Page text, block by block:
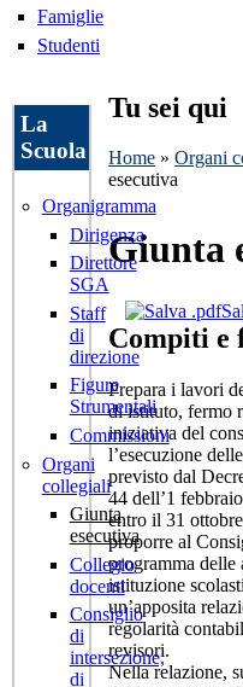
Famiglie
Studenti
Tu sei qui
Home »Organi
esecutiva
Giunta
Compiti e
Prepara i lavori
di istituto, fermo
iniziativa del
l’esecuzione
previsto dal
44 dell’1
entro il 31
proporre al
programma
istituzione
un’apposita
regolarità
revisori.
Nella relazione,
La
Scuola
Organigramma
Dirigenza
Direttore
SGA
Staff
di
direzione
Figure
Strumentali
Commissioni
Organi
collegiali
Giunta
esecutiva
Collegio
docenti
Consiglio
di
intersezione,
di